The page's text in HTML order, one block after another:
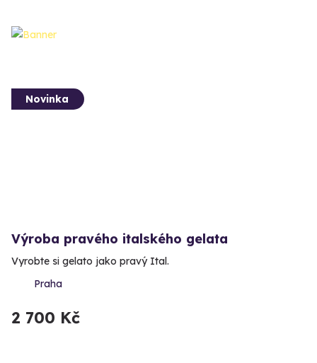
Novinka
Výroba pravého italského gelata
Vyrobte si gelato jako pravý Ital.
Praha
2 700 Kč